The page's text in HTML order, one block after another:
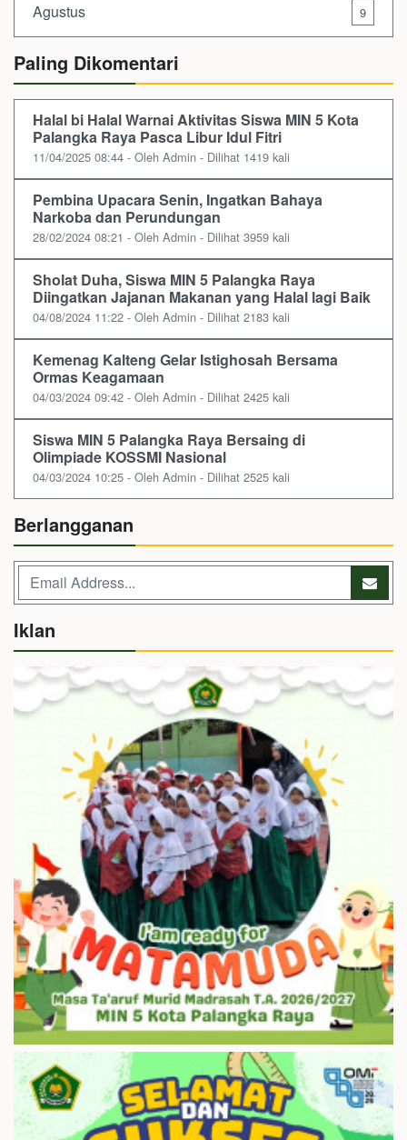
Agustus 9
Paling Dikomentari
Halal bi Halal Warnai Aktivitas Siswa MIN 5 Kota
Palangka Raya Pasca Libur Idul Fitri
11/04/2025 08:44 - Oleh Admin - Dilihat 1419 kali
Pembina Upacara Senin, Ingatkan Bahaya
Narkoba dan Perundungan
28/02/2024 08:21 - Oleh Admin - Dilihat 3959 kali
Sholat Duha, Siswa MIN 5 Palangka Raya
Diingatkan Jajanan Makanan yang Halal lagi Baik
04/08/2024 11:22 - Oleh Admin - Dilihat 2183 kali
Kemenag Kalteng Gelar Istighosah Bersama
Ormas Keagamaan
04/03/2024 09:42 - Oleh Admin - Dilihat 2425 kali
Siswa MIN 5 Palangka Raya Bersaing di
Olimpiade KOSSMI Nasional
04/03/2024 10:25 - Oleh Admin - Dilihat 2525 kali
Berlangganan
Iklan